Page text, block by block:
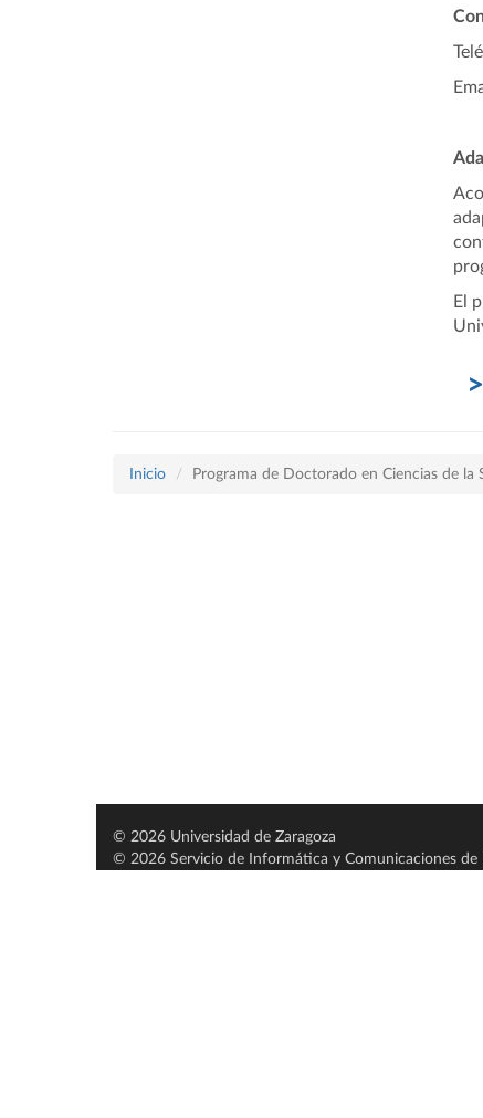
El
Inicio Programa de Doctorado en Ciencias de la
© 2026 Universidad de Zaragoza
© 2026 Servicio de Informática y Comunicaciones de